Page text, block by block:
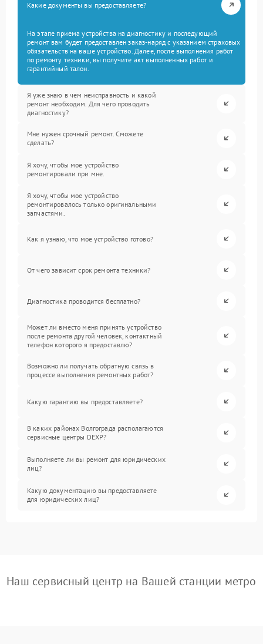
Какие документы вы предоставляете?
На этапе приема устройства на диагностику и последующий
ремонт вам будет предоставлен заказ-наряд с указанием страховых
обязательств на ваше устройство. Далее, после выполнения работ
по ремонту техники, вы получите акт выполненных работ и
гарантийный талон.
Я уже знаю в чем неисправность и какой
ремонт необходим. Для чего проводить
диагностику?
Мне нужен срочный ремонт. Сможете
сделать?
Я хочу, чтобы мое устройство
ремонтировали при мне.
Я хочу, чтобы мое устройство
ремонтировалось только оригинальными
запчастями.
Как я узнаю, что мое устройство готово?
От чего зависит срок ремонта техники?
Диагностика проводится бесплатно?
Может ли вместо меня принять устройство
после ремонта другой человек, контактный
телефон которого я предоставлю?
Возможно ли получать обратную связь в
процессе выполнения ремонтных работ?
Какую гарантию вы предоставляете?
В каких районах Волгограда располагаются
сервисные центры DEXP?
Выполняете ли вы ремонт для юридических
лиц?
Какую документацию вы предоставляете
для юридических лиц?
Наш сервисный центр на Вашей станции метро